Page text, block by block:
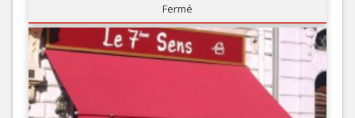
Fermé